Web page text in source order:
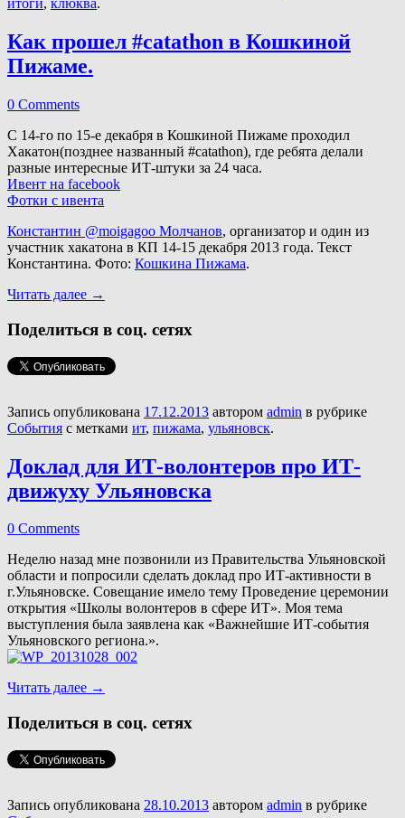
итоги, клюква.
Как прошел #catathon в Кошкиной
Пижаме.
0 Comments
С 14-го по 15-е декабря в Кошкиной Пижаме проходил
Хакатон(позднее названный #catathon), где ребята делали
разные интересные ИТ-штуки за 24 часа.
Ивент на facebook
Фотки с ивента
Константин @moigagoo Молчанов, организатор и один из
участник хакатона в КП 14-15 декабря 2013 года. Текст
Константина. Фото: Кошкина Пижама.
Читать далее →
Поделиться в соц. сетях
Запись опубликована 17.12.2013 автором admin в рубрике
События с метками ит, пижама, ульяновск.
Доклад для ИТ-волонтеров про ИТ-
движуху Ульяновска
0 Comments
Неделю назад мне позвонили из Правительства Ульяновской
области и попросили сделать доклад про ИТ-активности в
г.Ульяновске. Совещание имело тему Проведение церемонии
открытия «Школы волонтеров в сфере ИТ». Моя тема
выступления была заявлена как «Важнейшие ИТ-события
Ульяновского региона.».
Читать далее →
Поделиться в соц. сетях
Запись опубликована 28.10.2013 автором admin в рубрике